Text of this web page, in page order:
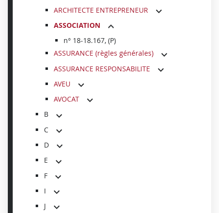
ARCHITECTE ENTREPRENEUR
ASSOCIATION
n° 18-18.167, (P)
ASSURANCE (règles générales)
ASSURANCE RESPONSABILITE
AVEU
AVOCAT
B
C
D
E
F
I
J